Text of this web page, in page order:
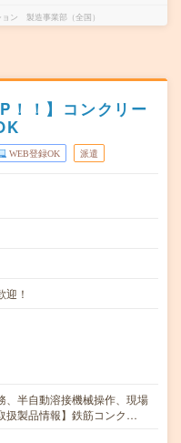
ン 製造事業部（全国）
！！】コンクリー
WEB登録OK 派遣
！
、半自動溶接機械操作、現場
扱製品情報】鉄筋コンク…